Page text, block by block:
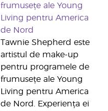
frumusețe ale Young
Living pentru America
de Nord
Tawnie Shepherd este
artistul de make-up
pentru programele de
frumusețe ale Young
Living pentru America
de Nord. Experiența ei